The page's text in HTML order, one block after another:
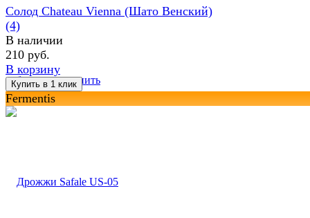
избранное сравнить
Солод Chateau Vienna (Шато Венский)
(4)
В наличии
210 руб.
В корзину
Fermentis